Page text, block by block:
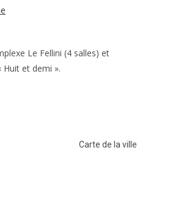
Le Fellini (4 salles) et
Huit et demi ».
Carte de la ville